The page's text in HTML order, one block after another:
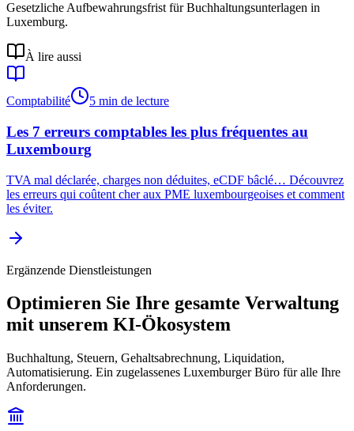
Gesetzliche Aufbewahrungsfrist für Buchhaltungsunterlagen in
Luxemburg.
À lire aussi
Comptabilité 5 min de lecture
Les 7 erreurs comptables les plus fréquentes au
Luxembourg
TVA mal déclarée, charges non déduites, eCDF bâclé… Découvrez
les erreurs qui coûtent cher aux PME luxembourgeoises et comment
les éviter.
Ergänzende Dienstleistungen
Optimieren Sie Ihre gesamte Verwaltung
mit unserem KI-Ökosystem
Buchhaltung, Steuern, Gehaltsabrechnung, Liquidation,
Automatisierung. Ein zugelassenes Luxemburger Büro für alle Ihre
Anforderungen.